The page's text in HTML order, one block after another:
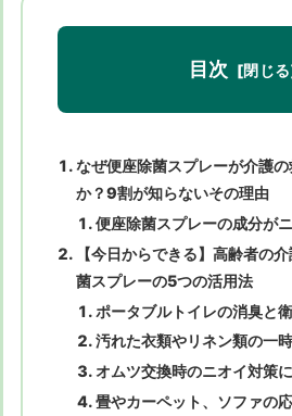
目次
なぜ便座除菌スプレーが介護
か？9割が知らないその理由
便座除菌スプレーの成分が
【今日からできる】高齢者の
菌スプレーの5つの活用法
ポータブルトイレの消臭と
汚れた衣類やリネン類の一
オムツ交換時のニオイ対策
畳やカーペット、ソファの